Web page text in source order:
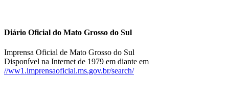
Diário Oficial do Mato Grosso do Sul
Imprensa Oficial de Mato Grosso do Sul
Disponível na Internet de 1979 em diante em
//ww1.imprensaoficial.ms.gov.br/search/